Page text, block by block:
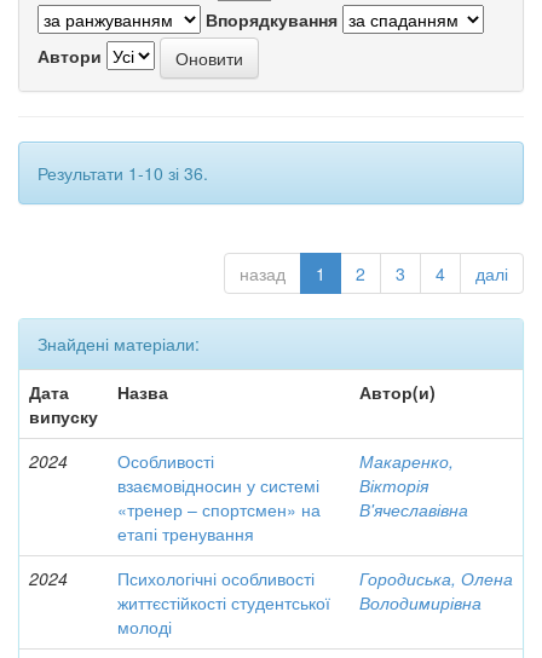
Впорядкування
Автори
Результати 1-10 зі 36.
назад 1 2 3 4 далі
Знайдені матеріали:
Дата
випуску
Назва Автор(и)
2024
Особливості
взаємовідносин у системі
«тренер – спортсмен» на
етапі тренування
Макаренко,
Вікторія
В'ячеславівна
2024
Психологічні особливості
життєстійкості студентської
молоді
Городиська, Олена
Володимирівна